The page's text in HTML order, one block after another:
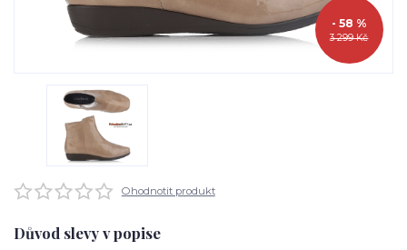
3 299 Kč
- 58 %
Ohodnotit produkt
Důvod slevy v popise